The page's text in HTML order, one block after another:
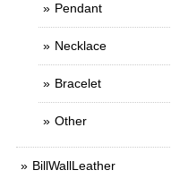
Pendant
Necklace
Bracelet
Other
BillWallLeather